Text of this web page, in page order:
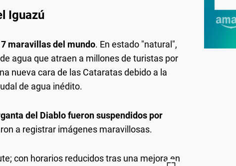
Iguazú
maravillas del mundo. En estado "natural",
agua que atraen a millones de turistas por
nueva cara de las Cataratas debido a la
de agua inédito.
del Diablo fueron suspendidos por
a registrar imágenes maravillosas.